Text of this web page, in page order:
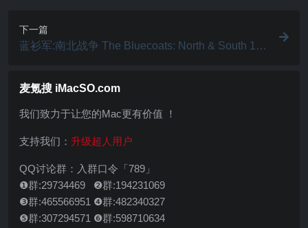
下一篇
蓝衫军:南北战争 The Bluecoats: North & South 1.0
麦氪搜 iMacSO.com
我们致力于让您的Mac更有价值 ！
支持我们： 升级超人用户
QQ讨论群：入群口令「789」
❶群:29734469 ❷群:194231069
❸群:465566951 ❹群:482340327
❺群:307294571 ❻群:598710634